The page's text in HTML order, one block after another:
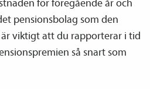
för föregående år och
pensions­bolag som den
viktigt att du rapporterar i tid
så snart som